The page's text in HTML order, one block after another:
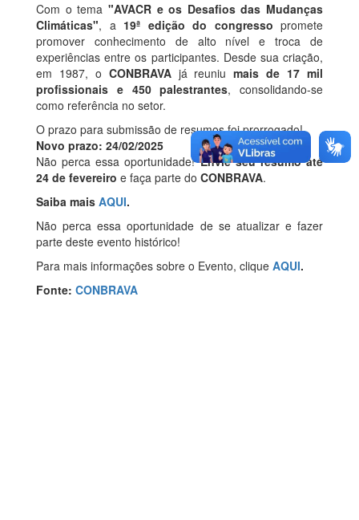
Com o tema "AVACR e os Desafios das Mudanças
Climáticas", a 19ª edição do congresso promete
promover conhecimento de alto nível e troca de
experiências entre os participantes. Desde sua criação,
em 1987, o CONBRAVAjá reuniumais de 17 mil
profissionais e 450 palestrantes, consolidando-se
como referência no setor.
O prazo para submissão de resumos foi prorrogado!
Novo prazo: 24/02/2025
Não perca essa oportunidade!Envie seu resumo até
24 de fevereiro e faça parte do CONBRAVA.
Saiba mais AQUI.
Não perca essa oportunidade de se atualizar e fazer
parte deste evento histórico!
Para mais informações sobre o Evento, clique AQUI.
Fonte: CONBRAVA